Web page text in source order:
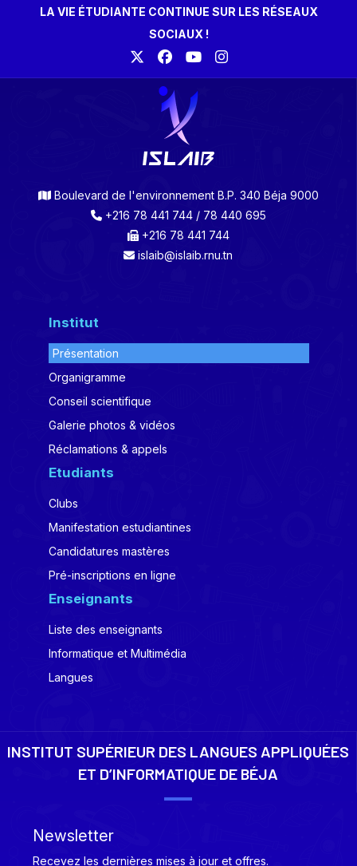
LA VIE ÉTUDIANTE CONTINUE SUR LES RÉSEAUX
SOCIAUX !
Boulevard de l'environnement B.P. 340 Béja 9000
+216 78 441 744 / 78 440 695
+216 78 441 744
islaib@islaib.rnu.tn
Institut
Présentation
Organigramme
Conseil scientifique
Galerie photos & vidéos
Réclamations & appels
Etudiants
Clubs
Manifestation estudiantines
Candidatures mastères
Pré-inscriptions en ligne
Enseignants
Liste des enseignants
Informatique et Multimédia
Langues
INSTITUT SUPÉRIEUR DES LANGUES APPLIQUÉES
ET D’INFORMATIQUE DE BÉJA
Newsletter
Recevez les dernières mises à jour et offres.